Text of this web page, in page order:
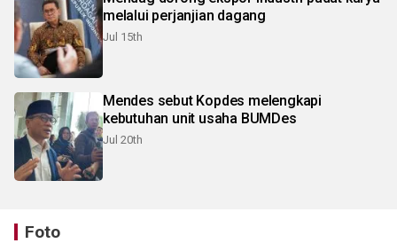
melalui perjanjian dagang
Jul 15th
Mendes sebut Kopdes melengkapi
kebutuhan unit usaha BUMDes
Jul 20th
Foto